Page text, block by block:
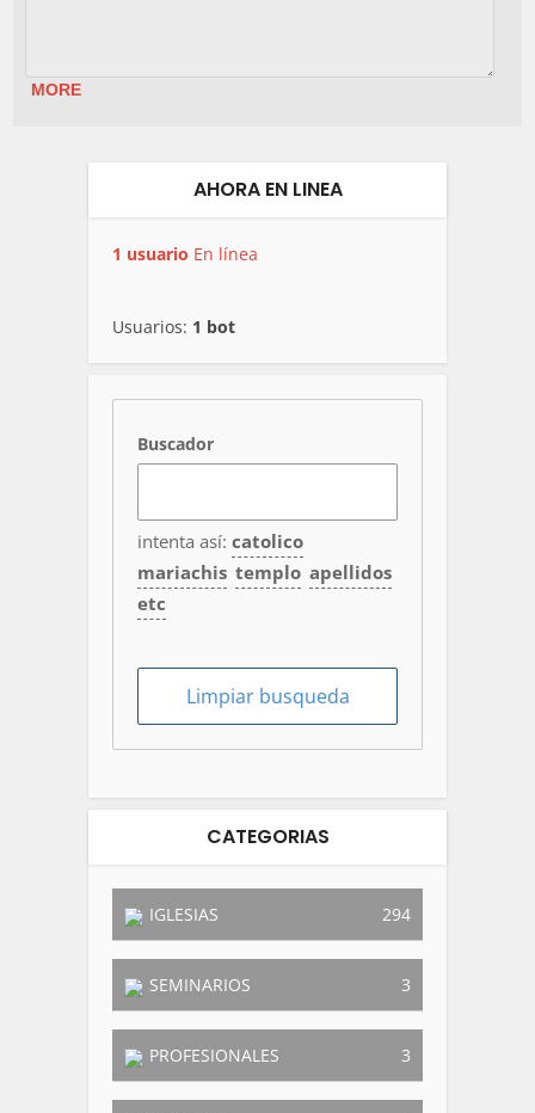
MORE
AHORA EN LINEA
1 usuario En línea
Usuarios: 1 bot
Buscador
intenta así: catolico
mariachis templo apellidos
etc
CATEGORIAS
IGLESIAS 294
SEMINARIOS 3
PROFESIONALES 3